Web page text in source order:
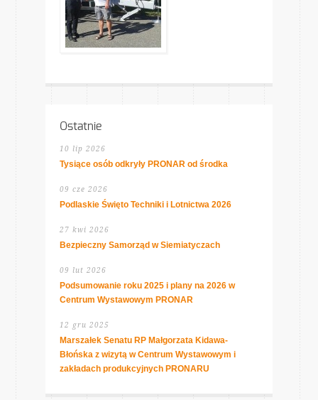
Ostatnie
10 lip 2026
Tysiące osób odkryły PRONAR od środka
09 cze 2026
Podlaskie Święto Techniki i Lotnictwa 2026
27 kwi 2026
Bezpieczny Samorząd w Siemiatyczach
09 lut 2026
Podsumowanie roku 2025 i plany na 2026 w
Centrum Wystawowym PRONAR
12 gru 2025
Marszałek Senatu RP Małgorzata Kidawa-
Błońska z wizytą w Centrum Wystawowym i
zakładach produkcyjnych PRONARU